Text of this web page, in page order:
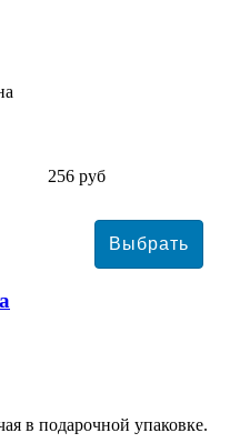
256 руб
в подарочной упаковке.